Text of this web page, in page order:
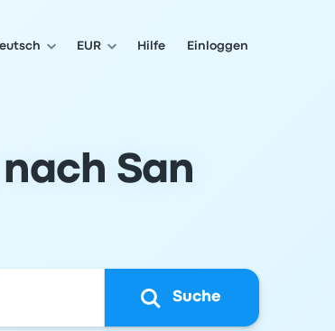
EUR Hilfe Einloggen
San
Suche